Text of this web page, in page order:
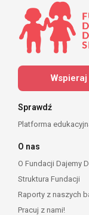
Sprawdź
Platforma
O nas
O Fundacji Dajemy
Struktura Fundacji
Raporty z naszych
Pracuj z nami!